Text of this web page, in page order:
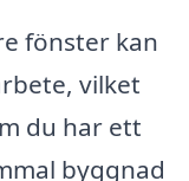
fönster kan
vilket
du har ett
byggnad